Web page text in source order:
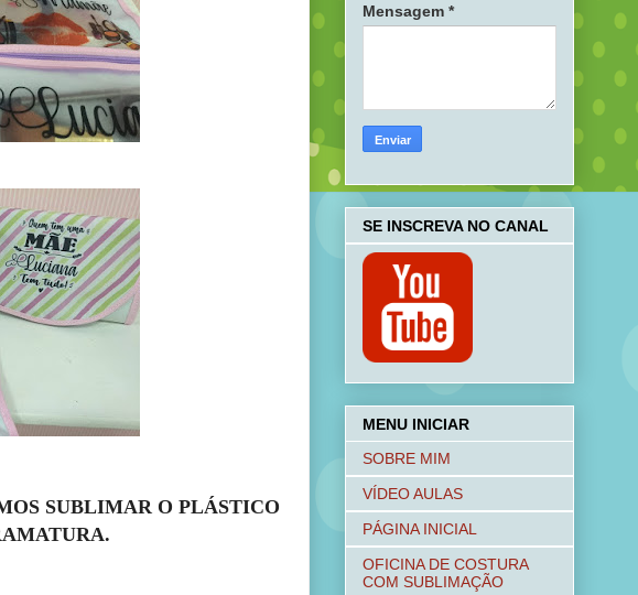
SUBLIMAR O PLÁSTICO
Mensagem *
SE INSCREVA NO CANAL
MENU INICIAR
SOBRE MIM
VÍDEO AULAS
PÁGINA INICIAL
OFICINA DE COSTURA
COM SUBLIMAÇÃO